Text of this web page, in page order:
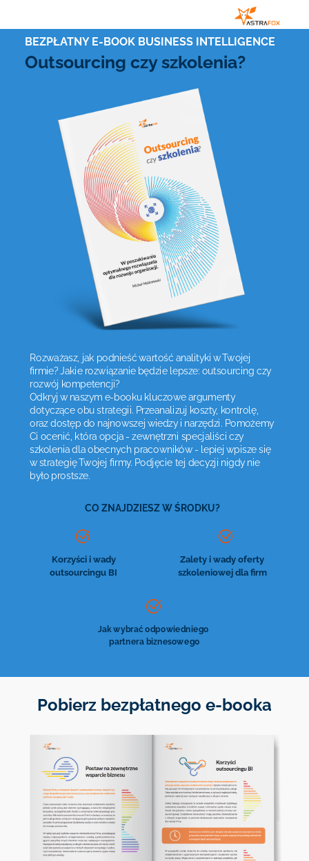
BEZPŁATNY E-BOOK BUSINESS INTELLIGENCE
Outsourcing czy szkolenia?
CO ZNAJDZIESZ W ŚRODKU?
Korzyści i wady
outsourcingu BI
Zalety i wady oferty
szkoleniowej dla firm
Jak wybrać odpowiedniego
partnera biznesowego
Rozważasz, jak podnieść wartość analityki w Twojej
firmie? Jakie rozwiązanie będzie lepsze: outsourcing czy
rozwój kompetencji?
Odkryj w naszym e-booku kluczowe argumenty
dotyczące obu strategii. Przeanalizuj koszty, kontrolę,
oraz dostęp do najnowszej wiedzy i narzędzi. Pomożemy
Ci ocenić, która opcja - zewnętrzni specjaliści czy
szkolenia dla obecnych pracowników - lepiej wpisze się
w strategię Twojej firmy. Podjęcie tej decyzji nigdy nie
było prostsze.
Pobierz bezpłatnego e-booka